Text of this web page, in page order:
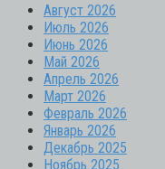
Август 2026
Июль 2026
Июнь 2026
Май 2026
Апрель 2026
Март 2026
Февраль 2026
Январь 2026
Декабрь 2025
Ноябрь 2025